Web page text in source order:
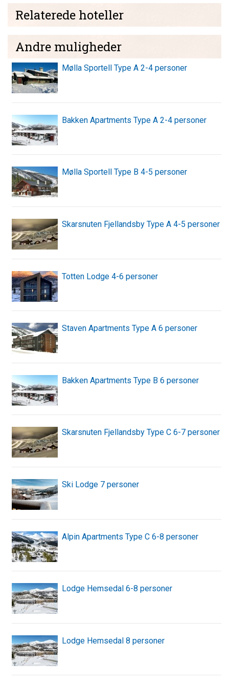
Relaterede hoteller
Andre muligheder
Mølla Sportell Type A 2-4 personer
Bakken Apartments Type A 2-4 personer
Mølla Sportell Type B 4-5 personer
Skarsnuten Fjellandsby Type A 4-5 personer
Totten Lodge 4-6 personer
Staven Apartments Type A 6 personer
Bakken Apartments Type B 6 personer
Skarsnuten Fjellandsby Type C 6-7 personer
Ski Lodge 7 personer
Alpin Apartments Type C 6-8 personer
Lodge Hemsedal 6-8 personer
Lodge Hemsedal 8 personer